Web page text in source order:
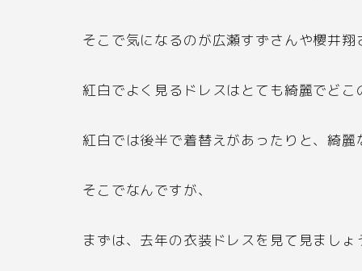
そこで気になるのが広瀬すずさんや櫻井
紅白でよく見るドレスはとても綺麗でど
紅白では後半で着替えがあったりと、綺
そこでなんですが、
まずは、去年の衣装ドレスを見て見ましょ